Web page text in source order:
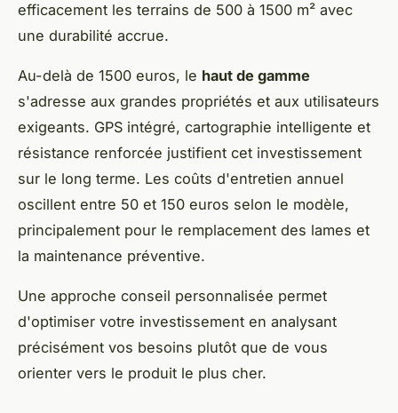
efficacement les terrains de 500 à 1500 m² avec
une durabilité accrue.
Au-delà de 1500 euros, le haut de gamme
s'adresse aux grandes propriétés et aux utilisateurs
exigeants. GPS intégré, cartographie intelligente et
résistance renforcée justifient cet investissement
sur le long terme. Les coûts d'entretien annuel
oscillent entre 50 et 150 euros selon le modèle,
principalement pour le remplacement des lames et
la maintenance préventive.
Une approche conseil personnalisée permet
d'optimiser votre investissement en analysant
précisément vos besoins plutôt que de vous
orienter vers le produit le plus cher.